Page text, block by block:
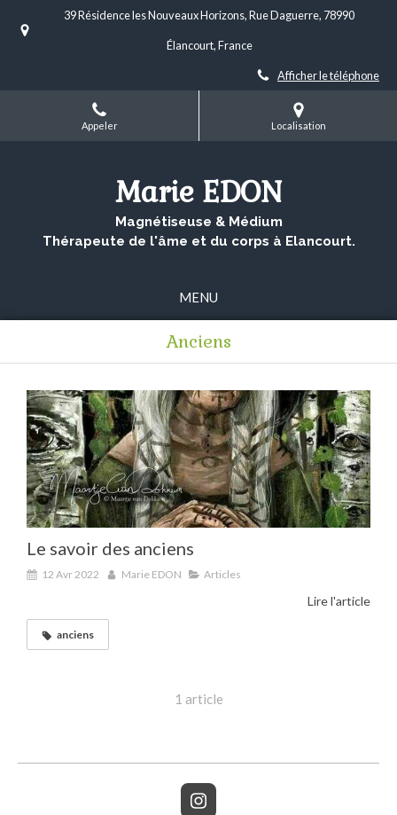
39 Résidence les Nouveaux Horizons, Rue Daguerre, 78990
Élancourt, France
Afficher le téléphone
Appeler Localisation
Marie EDON
Magnétiseuse & Médium
Thérapeute de l'âme et du corps à Elancourt.
MENU
Anciens
Le savoir des anciens
12 Avr 2022 Marie EDON Articles
Lire l'article
anciens
1 article